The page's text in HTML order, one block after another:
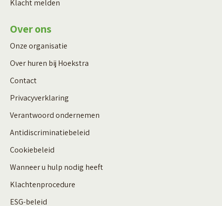
Klacht melden
Over ons
Onze organisatie
Over huren bij Hoekstra
Contact
Privacyverklaring
Verantwoord ondernemen
Antidiscriminatiebeleid
Cookiebeleid
Wanneer u hulp nodig heeft
Klachtenprocedure
ESG-beleid